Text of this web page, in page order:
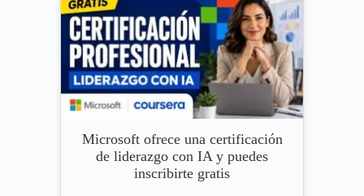
Microsoft ofrece una certificación
de liderazgo con IA y puedes
inscribirte gratis